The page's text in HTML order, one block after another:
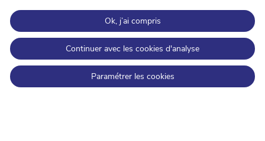
Ok, j’ai compris
Continuer avec les cookies d'analyse
Paramétrer les cookies
Protection de la vie privée
Conditions d'utilisation et copyrights
Catégorisation de l'information
Open Data